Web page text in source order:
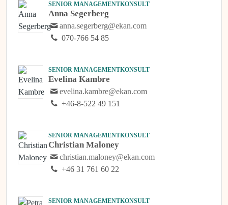
SENIOR MANAGEMENTKONSULT
Anna Segerberg
anna.segerberg@ekan.com
070-766 54 85
SENIOR MANAGEMENTKONSULT
Evelina Kambre
evelina.kambre@ekan.com
+46-8-522 49 151
SENIOR MANAGEMENTKONSULT
Christian Maloney
christian.maloney@ekan.com
+46 31 761 60 22
SENIOR MANAGEMENTKONSULT